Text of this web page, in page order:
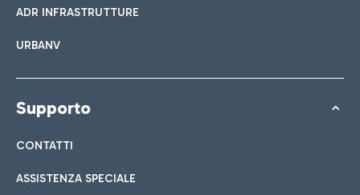
ADR INFRASTRUTTURE
URBANV
Supporto
CONTATTI
ASSISTENZA SPECIALE